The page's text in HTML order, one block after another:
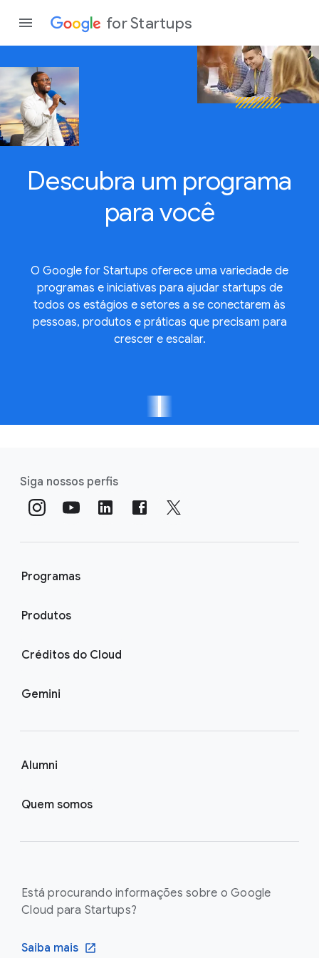
for Startups
Descubra um programa
para você
O Google for Startups oferece uma variedade de
programas e iniciativas para ajudar startups de
todos os estágios e setores a se conectarem às
pessoas, produtos e práticas que precisam para
crescer e escalar.
Siga nossos perfis
Programas
Produtos
Créditos do Cloud
Gemini
Alumni
Quem somos
Está procurando informações sobre o Google
Cloud para Startups?
Saiba mais